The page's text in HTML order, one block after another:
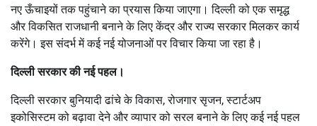
नए ऊँचाइयों तक पहुंचाने का प्रयास किया जाएगा। दिल्ली को एक समृद्ध
और विकसित राजधानी बनाने के लिए केंद्र और राज्य सरकार मिलकर कार्य
करेंगे। इस संदर्भ में कई नई योजनाओं पर विचार किया जा रहा है।
दिल्ली सरकार की नई पहल।
दिल्ली सरकार बुनियादी ढांचे के विकास, रोजगार सृजन, स्टार्टअप
इकोसिस्टम को बढ़ावा देने और व्यापार को सरल बनाने के लिए कई नई पहल